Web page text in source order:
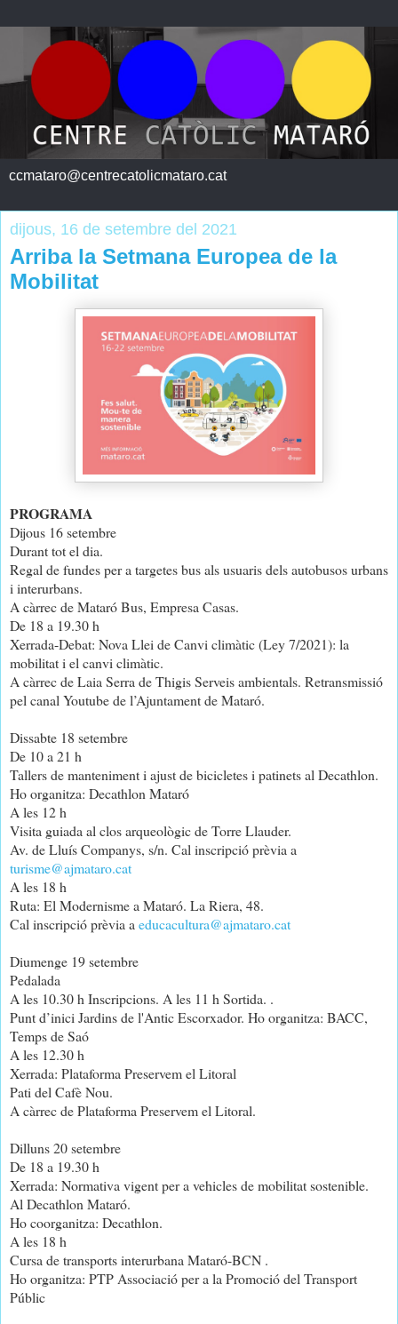
ccmataro@centrecatolicmataro.cat
dijous, 16 de setembre del 2021
Arriba la Setmana Europea de la
Mobilitat
PROGRAMA
Dijous 16 setembre
Durant tot el dia.
Regal de fundes per a targetes bus als usuaris dels autobusos urbans
i interurbans.
A càrrec de Mataró Bus, Empresa Casas.
De 18 a 19.30 h
Xerrada-Debat: Nova Llei de Canvi climàtic (Ley 7/2021): la
mobilitat i el canvi climàtic.
A càrrec de Laia Serra de Thigis Serveis ambientals. Retransmissió
pel canal Youtube de l’Ajuntament de Mataró.
Dissabte 18 setembre
De 10 a 21 h
Tallers de manteniment i ajust de bicicletes i patinets al Decathlon.
Ho organitza: Decathlon Mataró
A les 12 h
Visita guiada al clos arqueològic de Torre Llauder.
Av. de Lluís Companys, s/n. Cal inscripció prèvia a
turisme@ajmataro.cat
A les 18 h
Ruta: El Modernisme a Mataró. La Riera, 48.
Cal inscripció prèvia a educacultura@ajmataro.cat
Diumenge 19 setembre
Pedalada
A les 10.30 h Inscripcions. A les 11 h Sortida. .
Punt d’inici Jardins de l'Antic Escorxador. Ho organitza: BACC,
Temps de Saó
A les 12.30 h
Xerrada: Plataforma Preservem el Litoral
Pati del Cafè Nou.
A càrrec de Plataforma Preservem el Litoral.
Dilluns 20 setembre
De 18 a 19.30 h
Xerrada: Normativa vigent per a vehicles de mobilitat sostenible.
Al Decathlon Mataró.
Ho coorganitza: Decathlon.
A les 18 h
Cursa de transports interurbana Mataró-BCN .
Ho organitza: PTP Associació per a la Promoció del Transport
Públic